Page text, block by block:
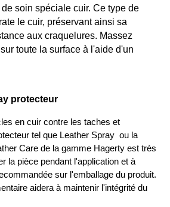
soin spéciale cuir. Ce type de
le cuir, préservant ainsi sa
aux craquelures. Massez
toute la surface à l'aide d'un
protecteur
en cuir contre les taches et
tel que Leather Spray ou la
Care de la gamme Hagerty est très
la pièce pendant l'application et à
sur l'emballage du produit.
aidera à maintenir l'intégrité du